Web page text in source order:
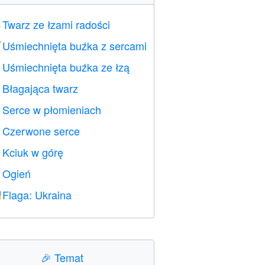
Twarz ze łzami radości
Uśmiechnięta buźka z sercami
Uśmiechnięta buźka ze łzą
Błagająca twarz
Serce w płomieniach
Czerwone serce
Kciuk w górę
Ogień
Flaga: Ukraina
🎉 Temat